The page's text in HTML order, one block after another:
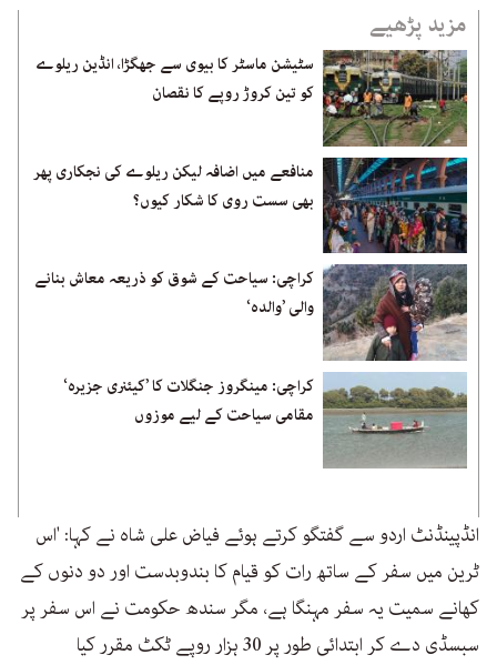
مزید پڑھیے
سٹیشن ماسٹر کا بیوی سے جھگڑا، انڈین ریلوے
کو تین کروڑ روپے کا نقصان
منافعے میں اضافہ لیکن ریلوے کی نجکاری پھر
بھی سست روی کا شکار کیوں؟
کراچی: سیاحت کے شوق کو ذریعہ معاش بنانے
والی ’والدہ‘
کراچی: مینگروز جنگلات کا ’کیئنری جزیرہ‘
مقامی سیاحت کے لیے موزوں
انڈپینڈنٹ اردو سے گفتگو کرتے ہوئے فیاض علی شاہ نے کہا: 'اس
ٹرین میں سفر کے ساتھ رات کو قیام کا بندوبدست اور دو دنوں کے
کھانے سمیت یہ سفر مہنگا ہے، مگر سندھ حکومت نے اس سفر پر
سبسڈی دے کر ابتدائی طور پر 30 ہزار روپے ٹکٹ مقرر کیا